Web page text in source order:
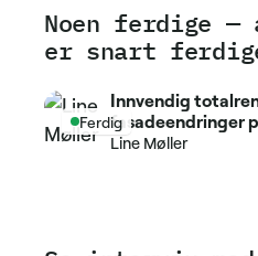
Noen ferdige —
er snart
Ferdig
Innvendig
fasadeendringer
Line Møller